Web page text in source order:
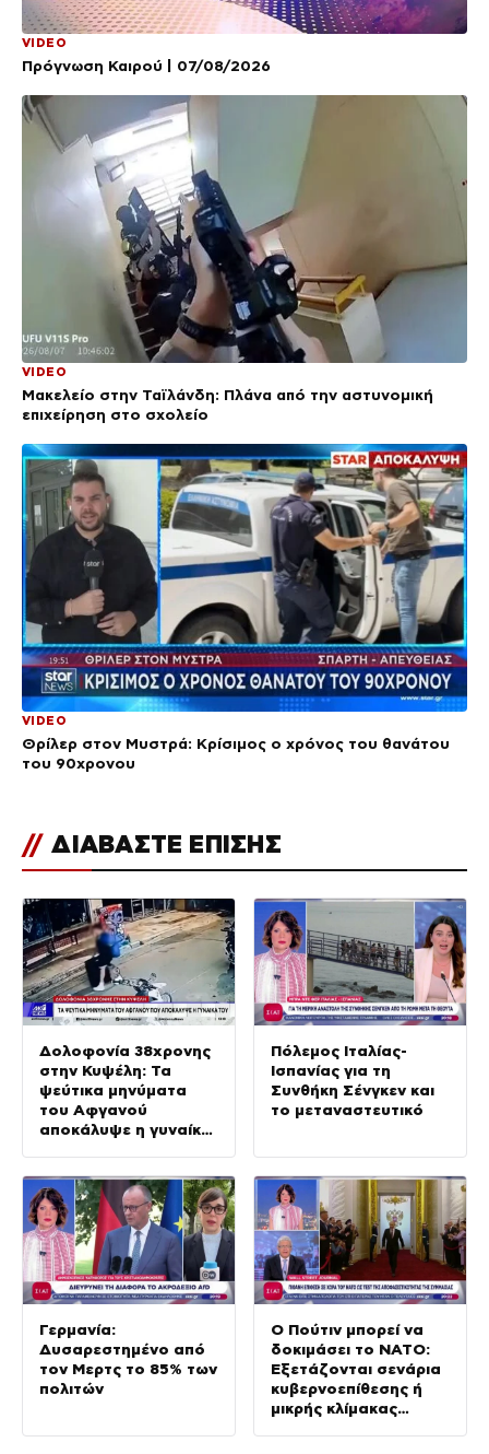
VIDEO
Πρόγνωση Καιρού | 07/08/2026
VIDEO
Μακελείο στην Ταϊλάνδη: Πλάνα από την αστυνομική
επιχείρηση στο σχολείο
VIDEO
Θρίλερ στον Μυστρά: Κρίσιμος ο χρόνος του θανάτου
του 90χρονου
// ΔΙΑΒΑΣΤΕ ΕΠΙΣΗΣ
Δολοφονία 38χρονης
στην Κυψέλη: Τα
ψεύτικα μηνύματα
του Αφγανού
αποκάλυψε η γυναίκα
Πόλεμος Ιταλίας-
Ισπανίας για τη
Συνθήκη Σένγκεν και
το μεταναστευτικό
Γερμανία:
Δυσαρεστημένο από
τον Μερτς το 85% των
πολιτών
Ο Πούτιν μπορεί να
δοκιμάσει το ΝΑΤΟ:
Εξετάζονται σενάρια
κυβερνοεπίθεσης ή
μικρής κλίμακας